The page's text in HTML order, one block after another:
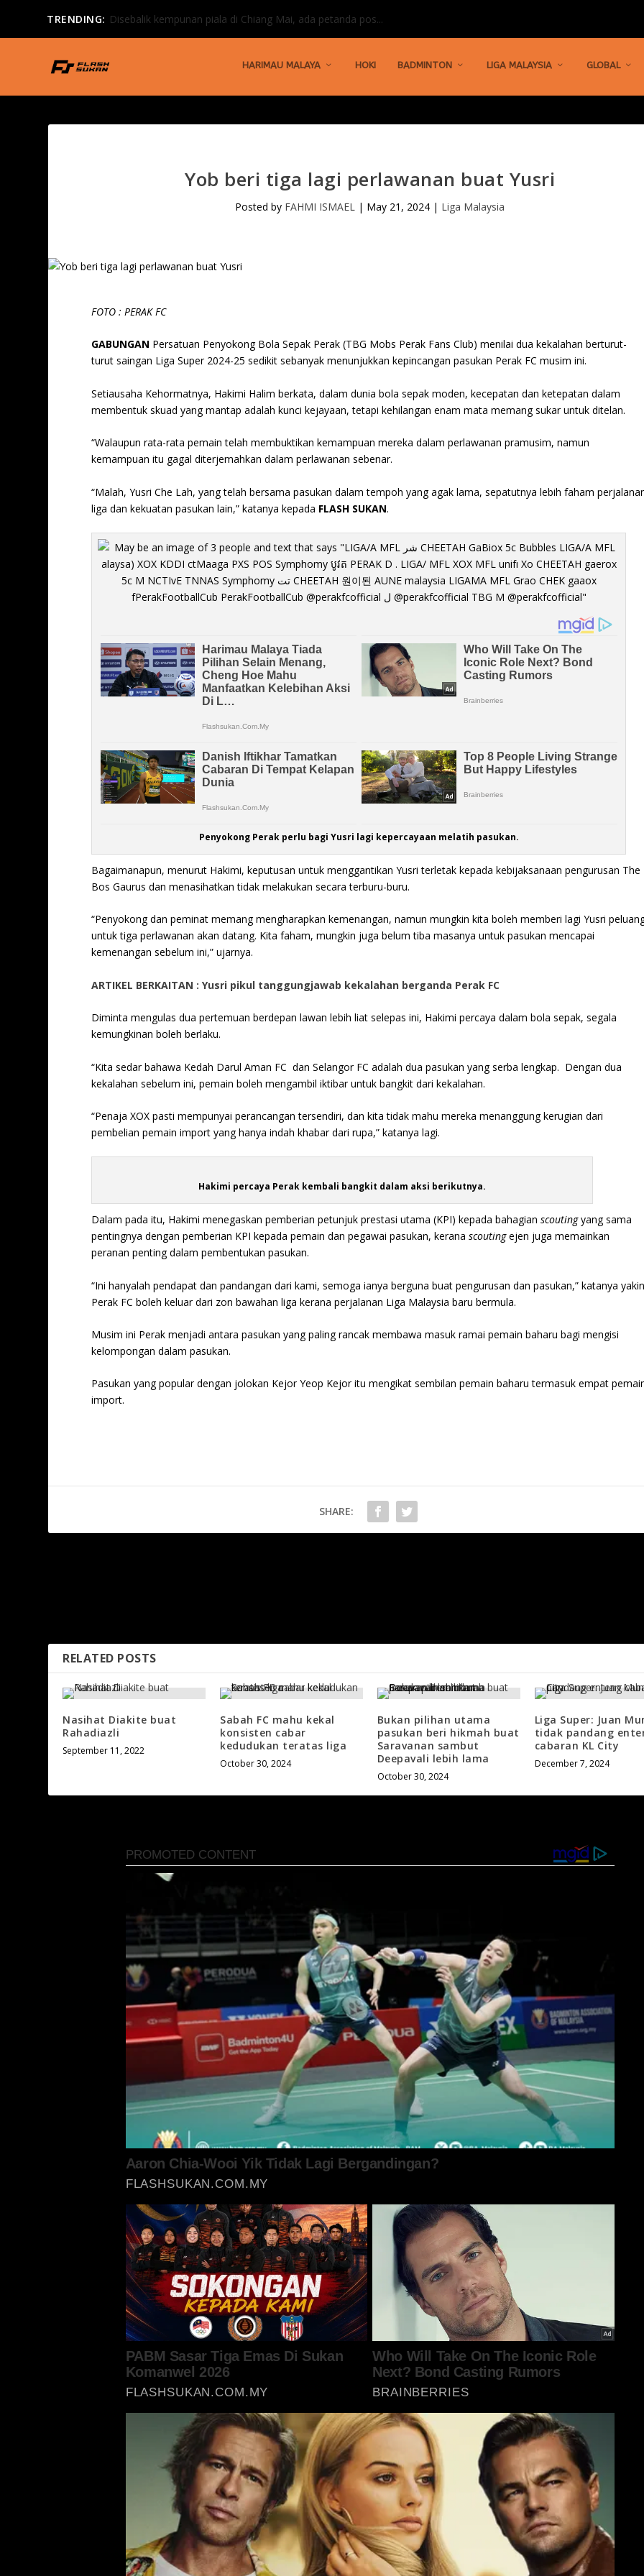
TRENDING: Disebalik kempunan piala di Chiang Mai, ada petanda pos...
HARIMAU MALAYA HOKI BADMINTON LIGA MALAYSIA GLOBAL
Yob beri tiga lagi perlawanan buat Yusri
Posted by FAHMI ISMAEL | May 21, 2024 | Liga Malaysia
FOTO : PERAK FC
GABUNGAN Persatuan Penyo­kong Bola Sepak Perak (TBG Mobs Perak Fans Club) menilai dua kekalahan berturut-
turut saingan Liga Super 2024-25 sedikit sebanyak menunjukkan kepincangan pasukan Perak FC musim ini.
Setiausaha Kehormatnya, Ha­kimi Halim berkata, dalam dunia bola sepak moden, kecepatan dan ketepatan dalam
membentuk skuad yang mantap adalah kunci kejayaan, tetapi kehilangan enam mata memang sukar untuk ditelan.
“Walaupun rata-rata pemain telah membuktikan kemampuan mereka dalam perlawanan pramusim, namun
kemampuan itu gagal diterjemahkan dalam perlawanan sebenar.
“Malah, Yusri Che Lah, yang telah bersama pasukan dalam tempoh yang agak lama, sepatutnya lebih faham
liga dan kekuatan pasukan lain,” katanya kepada FLASH SUKAN.
Penyokong Perak perlu bagi Yusri lagi kepercayaan melatih pasukan.
Bagaimanapun, menurut Hakimi, keputusan untuk menggantikan Yusri terletak kepada kebijaksanaan pengurusan The
Bos Gaurus dan menasihatkan tidak melakukan secara terburu-buru.
“Penyokong dan peminat memang mengharapkan kemenangan, namun mungkin kita boleh memberi lagi Yusri
untuk tiga perlawanan akan datang. Kita faham, mungkin juga belum tiba masanya untuk pasukan mencapai
kemenangan sebelum ini,” ujarnya.
ARTIKEL BERKAITAN : Yusri pikul tanggungjawab kekalahan berganda Perak FC
Diminta mengulas dua pertemuan berdepan lawan lebih liat selepas ini, Hakimi percaya dalam bola sepak, segala
kemungkinan boleh berlaku.
“Kita sedar bahawa Kedah Darul Aman FC dan Selangor FC adalah dua pasukan yang serba lengkap. Dengan dua
kekalahan sebelum ini, pemain boleh mengambil iktibar untuk bangkit dari kekalahan.
“Penaja XOX pasti mempunyai perancangan tersendiri, dan kita tidak mahu mereka menanggung kerugian dari
pembelian pemain import yang hanya indah khabar dari rupa,” katanya lagi.
Hakimi percaya Perak kembali bangkit dalam aksi berikutnya.
Dalam pada itu, Hakimi menegaskan pemberian petunjuk prestasi utama (KPI) kepada bahagianscoutingyang sama
pentingnya dengan pemberian KPI kepada pemain dan pegawai pasukan, keranascoutingejen juga memainkan
peranan penting dalam pembentukan pasukan.
“Ini hanyalah pendapat dan pandangan dari kami, semoga ianya berguna buat pengurusan dan pasukan,” katanya
Perak FC boleh keluar dari zon bawahan liga kerana perjalanan Liga Malaysia baru bermula.
Musim ini Perak menjadi antara pasukan yang paling rancak membawa masuk ramai pemain baharu bagi mengisi
kelompongan dalam pasukan.
Pasukan yang popular dengan jolokan Kejor Yeop Kejor itu mengikat sembilan pemain baharu termasuk empat
import.
SHARE:
RELATED POSTS
Nasihat Diakite buat
Rahadiazli
September 11, 2022
Sabah FC mahu kekal
konsisten cabar
kedudukan teratas liga
October 30, 2024
Bukan pilihan utama
pasukan beri hikmah buat
Saravanan sambut
Deepavali lebih lama
October 30, 2024
Liga Super: Juan
tidak pandang
cabaran KL City
December 7, 2024